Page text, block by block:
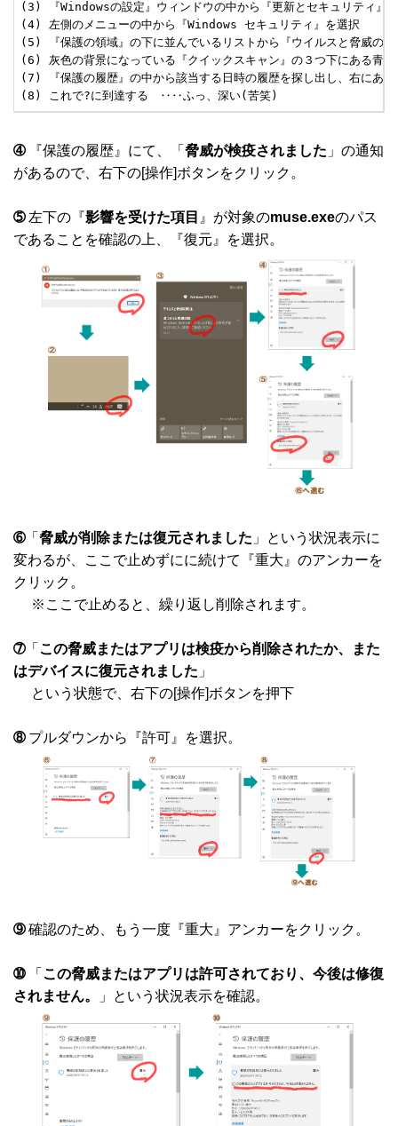
(3) 『Windowsの設定』ウィンドウの中から『更新とセキュリティ』
(4) 左側のメニューの中から『Windows セキュリティ』を選択
(5) 『保護の領域』の下に並んでいるリストから『ウイルスと脅威の防
(6) 灰色の背景になっている『クイックスキャン』の３つ下にある青
(7) 『保護の履歴』の中から該当する日時の履歴を探し出し、右にあ
(8) これで?に到達する　‥‥ふっ、深い(苦笑)
➃『保護の履歴』にて、「 脅威が検疫されました 」の通知
があるので、右下の[操作]ボタンをクリック。
➄左下の『影響を受けた項目 』が対象のmuse.exeのパス
であることを確認の上、『復元』を選択。
➅「 脅威が削除または復元されました 」という状況表示に
変わるが、ここで止めずにに続けて『重大』のアンカーを
クリック。
※ここで止めると、繰り返し削除されます。
➆「 この脅威またはアプリは検疫から削除されたか、また
はデバイスに復元されました 」
という状態で、右下の[操作]ボタンを押下
➇プルダウンから『許可』を選択。
➈確認のため、もう一度『重大』アンカーをクリック。
➉「 この脅威またはアプリは許可されており、今後は修復
されません。
」という状況表示を確認。